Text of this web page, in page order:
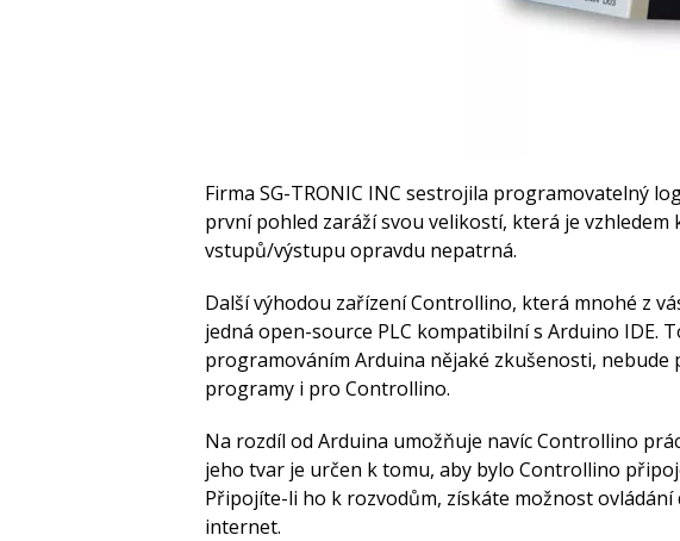
Firma SG-TRONIC INC sestrojila programovatelný
první pohled zaráží svou velikostí, která je
vstupů/výstupu opravdu nepatrná.
Další výhodou zařízení Controllino, která mnohé z
jedná open-source PLC kompatibilní s Arduino IDE.
programováním Arduina nějaké zkušenosti, nebude
programy i pro Controllino.
Na rozdíl od Arduina umožňuje navíc Controllino
jeho tvar je určen k tomu, aby bylo Controllino
Připojíte-li ho k rozvodům, získáte možnost ovládání
internet.